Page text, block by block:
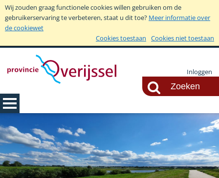
Wij zouden graag functionele cookies willen gebruiken om de
gebruikerservaring te verbeteren, staat u dit toe? Meer informatie over
de cookiewet
Cookies toestaan
Cookies niet toestaan
Inloggen